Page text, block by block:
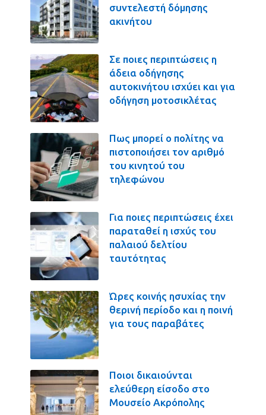
συντελεστή δόμησης
ακινήτου
Σε ποιες περιπτώσεις η
άδεια οδήγησης
αυτοκινήτου ισχύει και για
οδήγηση μοτοσικλέτας
Πως μπορεί ο πολίτης να
πιστοποιήσει τον αριθμό
του κινητού του
τηλεφώνου
Για ποιες περιπτώσεις έχει
παραταθεί η ισχύς του
παλαιού δελτίου
ταυτότητας
Ώρες κοινής ησυχίας την
θερινή περίοδο και η ποινή
για τους παραβάτες
Ποιοι δικαιούνται
ελεύθερη είσοδο στο
Μουσείο Ακρόπολης